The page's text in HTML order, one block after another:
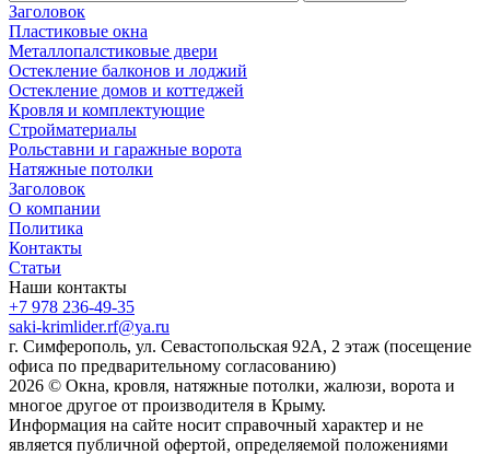
Заголовок
Пластиковые окна
Металлопалстиковые двери
Остекление балконов и лоджий
Остекление домов и коттеджей
Кровля и комплектующие
Стройматериалы
Рольставни и гаражные ворота
Натяжные потолки
Заголовок
О компании
Политика
Контакты
Статьи
Наши контакты
+7 978 236-49-35
saki-krimlider.rf@ya.ru
г. Симферополь, ул. Севастопольская 92А, 2 этаж (посещение
офиса по предварительному согласованию)
2026 © Окна, кровля, натяжные потолки, жалюзи, ворота и
многое другое от производителя в Крыму.
Информация на сайте носит справочный характер и не
является публичной офертой, определяемой положениями